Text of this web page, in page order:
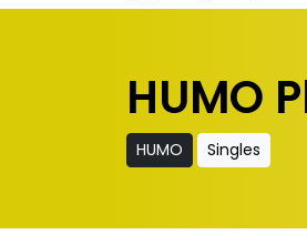
HUMO
HUMO Singles